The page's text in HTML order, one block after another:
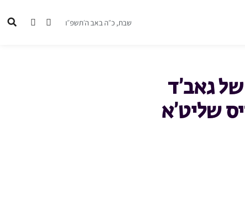
שבת, כ״ה באב ה׳תשפ״ו
גאב’ד
שליט’א